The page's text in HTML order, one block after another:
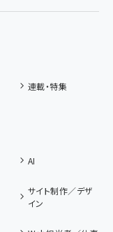
連載・特集
AI
サイト制作／デザ
イン